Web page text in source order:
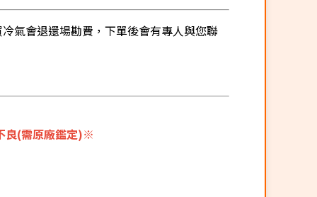
氣會退還場勘費，下單後會有專人與您聯
良(需原廠鑑定)※